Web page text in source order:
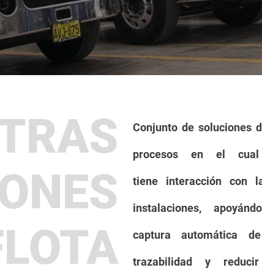
Conjunto de soluciones
procesos en el
tiene interacción con
instalaciones,
capturaautomática
trazabilidad y